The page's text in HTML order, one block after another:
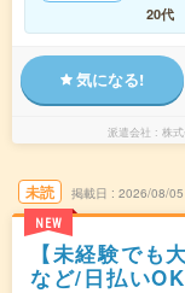
20代
気になる!
派遣会社 株
未読
NEW
掲載日 2026/08/05
【未経験でも
など/日払いOK